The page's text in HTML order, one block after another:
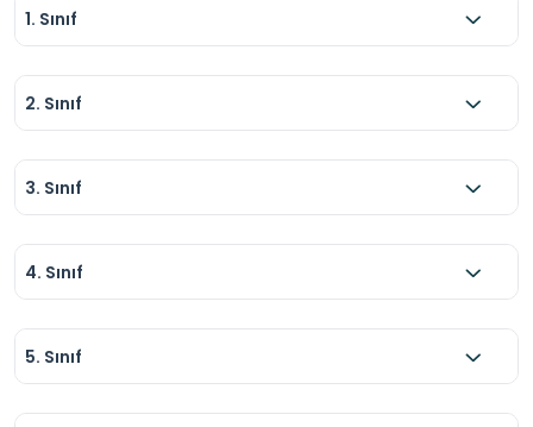
1. Sınıf
2. Sınıf
3. Sınıf
4. Sınıf
5. Sınıf